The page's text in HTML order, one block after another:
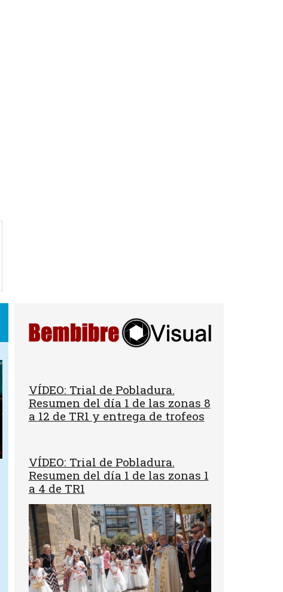
VÍDEO: Trial de Pobladura.
Resumen del día 1 de las zonas 8
a 12 de TR1 y entrega de trofeos
VÍDEO: Trial de Pobladura.
Resumen del día 1 de las zonas 1
a 4 de TR1